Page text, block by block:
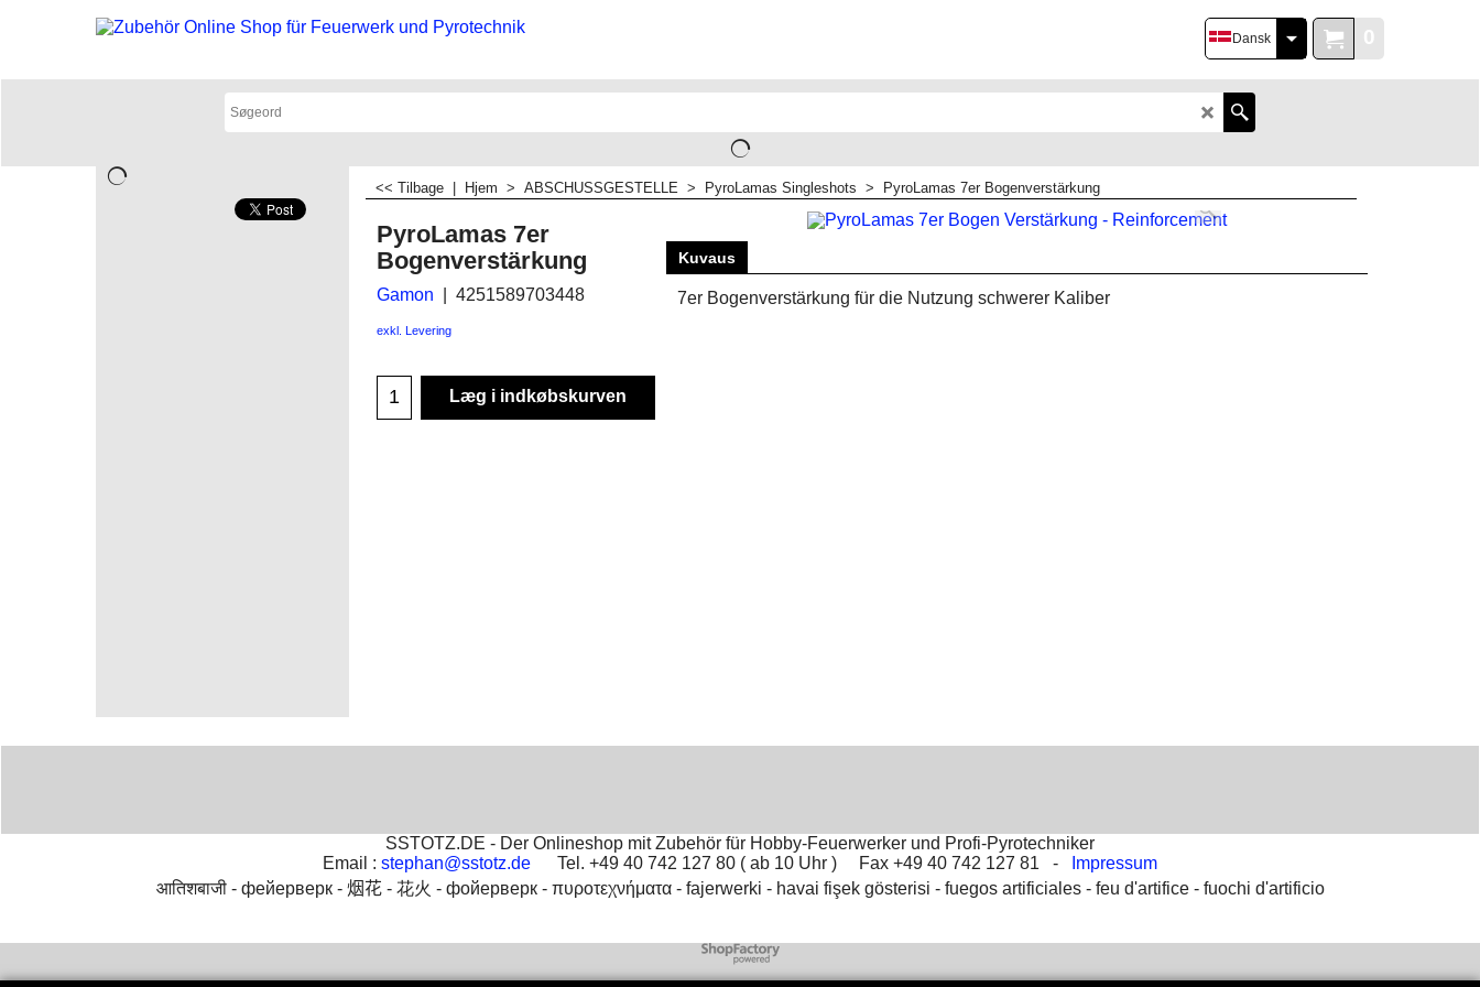
0
Dansk
<< Tilbage Hjem > ABSCHUSSGESTELLE > PyroLamas Singleshots > PyroLamas 7er Bogenverstärkung
PyroLamas 7er
Bogenverstärkung
Gamon 4251589703448
exkl. Levering
Læg i indkøbskurven
Kuvaus
7er Bogenverstärkung für die Nutzung schwerer Kaliber
SSTOTZ.DE - Der Onlineshop mit Zubehör für Hobby-Feuerwerker und Profi-Pyrotechniker
Email : stephan@sstotz.de Tel. +49 40 742 127 80 ( ab 10 Uhr ) Fax +49 40 742 127 81 -
Impressum
आतिशबाजी - фейерверк - 烟花 - 花火 - фойерверк - πυροτεχνήματα - fajerwerki - havai fişek gösterisi - fuegos artificiales - feu d'artifice - fuochi d'artificio
To create online store
ShopFactory eCommerce